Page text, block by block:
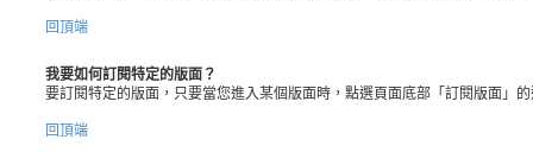
回頂端
我要如何訂閱特定的版面？
要訂閱特定的版面，只要當您進入某個版面時，點選頁面底部「訂閱版面」
回頂端